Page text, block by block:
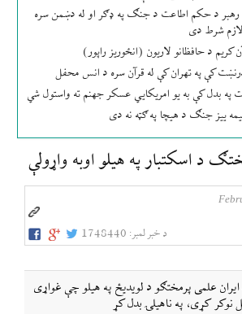
رهبر د حکم اطاعت د جنګ په ډګر او له دښمن سره
لازم شرط دی
د حافظانو لاریون (انځوریز راپور)
کې په تهران کې له قرآن سره د انس محفل
په بدل کې به یو امریکایي عسکر جهنم ته واستول شي
ییز جنګ د هیچا په ګټه نه دی
د اسكتبار په هيلو اوبه واړولې
د خبر لمبر: 1748440
ايران علمی پرمختګو د لويدیځ په هيلو چې غواړی
نوكر كړی، په ناهيلۍ بدل كړ